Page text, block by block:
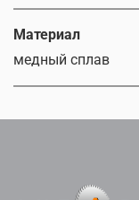
Материал
медный сплав